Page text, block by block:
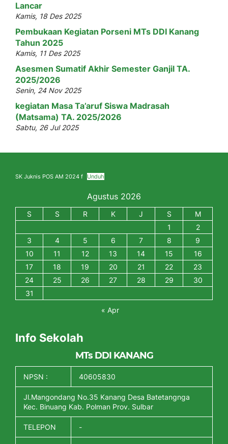
Lancar
Kamis, 18 Des 2025
Pembukaan Kegiatan Porseni MTs DDI Kanang
Tahun 2025
Kamis, 11 Des 2025
Asesmen Sumatif Akhir Semester Ganjil TA.
2025/2026
Senin, 24 Nov 2025
kegiatan Masa Ta’aruf Siswa Madrasah
(Matsama) TA. 2025/2026
Sabtu, 26 Jul 2025
SK Juknis POS AM 2024 f Unduh
Agustus 2026
S S R K J S
M
1
2
3
4 5 6 7 8
9
10
11 12 13 14 15
16
17
18 19 20 21 22
23
24
25 26 27 28 29
30
31
« Apr
Info Sekolah
MTs DDI KANANG
NPSN : 40605830
Jl.Mangondang No.35 Kanang Desa Batetangnga
Kec. Binuang Kab. Polman Prov. Sulbar
TELEPON -